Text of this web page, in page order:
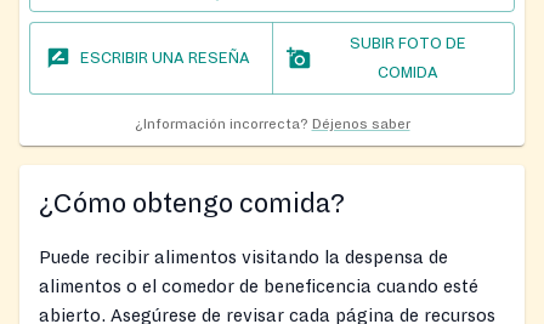
ESCRIBIR UNA RESEÑA
SUBIR FOTO DE
COMIDA
¿Información incorrecta? Déjenos saber
¿Cómo obtengo comida?
Puede recibir alimentos visitando la despensa de
alimentos o el comedor de beneficencia cuando esté
abierto. Asegúrese de revisar cada página de recursos